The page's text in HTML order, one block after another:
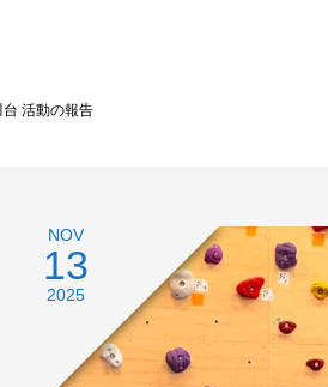
活動の報告
NOV
13
2025